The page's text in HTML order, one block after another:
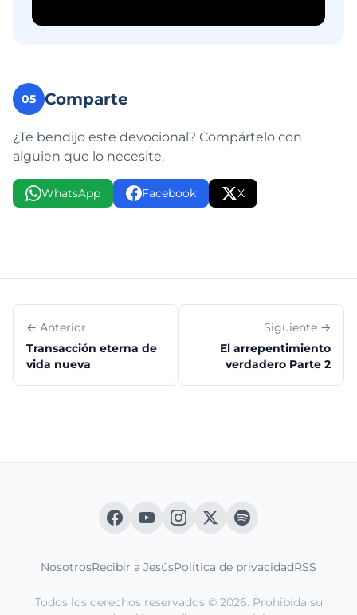
05 Comparte
¿Te bendijo este devocional? Compártelo con
alguien que lo necesite.
WhatsApp Facebook X
← Anterior
Transacción eterna de
vida nueva
Siguiente →
El arrepentimiento
verdadero Parte 2
NosotrosRecibir a JesúsPolítica de privacidadRSS
Todos los derechos reservados © 2026. Prohibida su